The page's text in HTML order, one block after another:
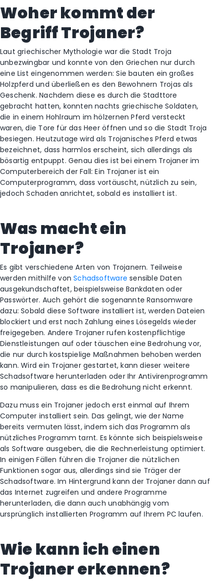
Woher kommtder
Begriff Trojaner?
Laut griechischer Mythologie war die Stadt Troja
unbezwingbar und konnte von den Griechen nur durch
eine List eingenommen werden: Sie bauten ein großes
Holzpferd und überließen es den Bewohnern Trojas als
Geschenk. Nachdem diese es durch die Stadttore
gebracht hatten, konnten nachts griechische Soldaten,
die in einem Hohlraum im hölzernen Pferd versteckt
waren, die Tore für das Heer öffnen und so die Stadt Troja
besiegen. Heutzutage wird als Trojanisches Pferd etwas
bezeichnet, dass harmlos erscheint, sich allerdings als
bösartig entpuppt. Genau dies ist bei einem Trojaner im
Computerbereich der Fall: Ein Trojaner ist ein
Computerprogramm, dass vortäuscht, nützlich zu sein,
jedoch Schaden anrichtet, sobald es installiert ist.
Was macht ein
Trojaner?
Es gibt verschiedene Arten von Trojanern. Teilweise
werden mithilfe vonSchadsoftware sensible Daten
ausgekundschaftet, beispielsweise Bankdaten oder
Passwörter. Auch gehört die sogenannte Ransomware
dazu: Sobald diese Software installiert ist, werden Dateien
blockiert und erst nach Zahlung eines Lösegelds wieder
freigegeben. Andere Trojaner rufen kostenpflichtige
Dienstleistungen auf oder täuschen eine Bedrohung vor,
die nur durch kostspielige Maßnahmen behoben werden
kann. Wird ein Trojaner gestartet, kann dieser weitere
Schadsoftware herunterladen oder Ihr Antivirenprogramm
so manipulieren, dass es die Bedrohung nicht erkennt.
Dazu muss ein Trojaner jedoch erst einmal auf Ihrem
Computer installiert sein. Das gelingt, wie der Name
bereits vermuten lässt, indem sich das Programm als
nützliches Programm tarnt. Es könnte sich beispielsweise
als Software ausgeben, die die Rechnerleistung optimiert.
In einigen Fällen führen die Trojaner die nützlichen
Funktionen sogar aus, allerdings sind sie Träger der
Schadsoftware. Im Hintergrund kann der Trojaner dann auf
das Internet zugreifen und andere Programme
herunterladen, die dann auch unabhängig vom
ursprünglich installierten Programm auf Ihrem PC laufen.
Wie kann ich einen
Trojaner erkennen?